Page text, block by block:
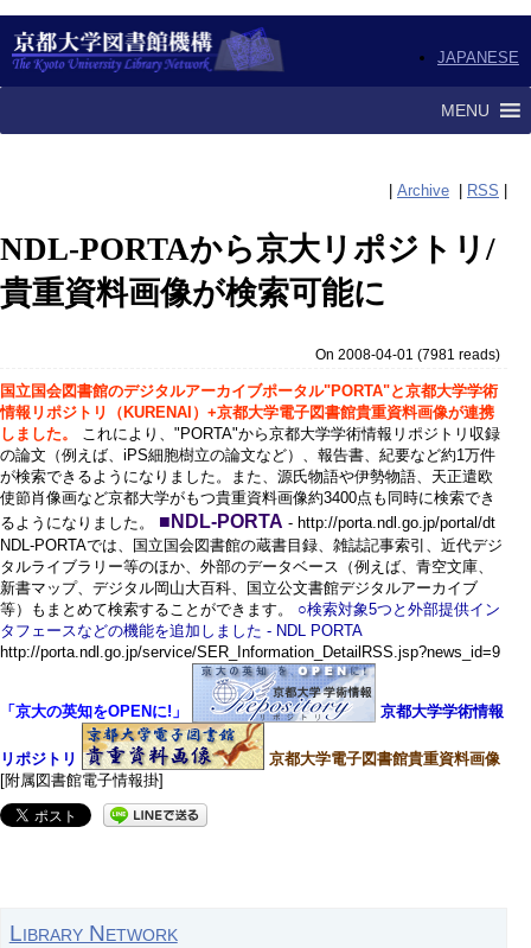
JAPANESE
MENU
Archive RSS
NDL-PORTAから京大リポジトリ/
貴重資料画像が検索可能に
On 2008-04-01 (7981 reads)
国立国会図書館のデジタルアーカイブポータル"PORTA"と京都大学学術
情報リポジトリ（KURENAI）+京都大学電子図書館貴重資料画像が連携
しました。
これにより、"PORTA"から京都大学学術情報リポジトリ収録
の論文（例えば、iPS細胞樹立の論文など）、報告書、紀要など約1万件
が検索できるようになりました。また、源氏物語や伊勢物語、天正遣欧
使節肖像画など京都大学がもつ貴重資料画像約3400点も同時に検索でき
るようになりました。 ■NDL-PORTA - http://porta.ndl.go.jp/portal/dt
NDL-PORTAでは、国立国会図書館の蔵書目録、雑誌記事索引、近代デジ
タルライブラリー等のほか、外部のデータベース（例えば、青空文庫、
新書マップ、デジタル岡山大百科、国立公文書館デジタルアーカイブ
等）もまとめて検索することができます。 ○検索対象5つと外部提供イン
タフェースなどの機能を追加しました - NDL PORTA
http://porta.ndl.go.jp/service/SER_Information_DetailRSS.jsp?news_id=9
「京大の英知をOPENに!」 京都大学学術情報
リポジトリ
京都大学電子図書館貴重資料画像
[附属図書館電子情報掛]
Library Network